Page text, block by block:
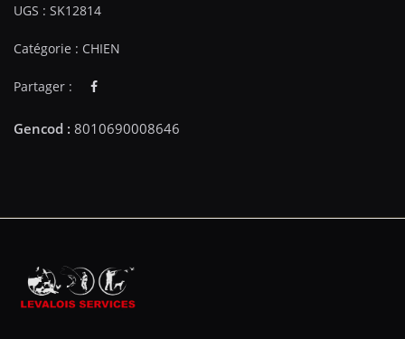
UGS : SK12814
Catégorie : CHIEN
Partager :